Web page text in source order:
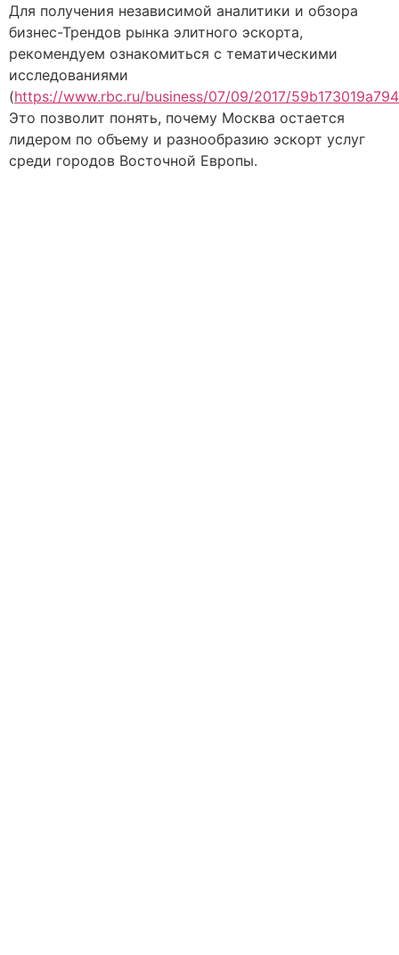
Для получения независимой аналитики и обзора
бизнес-Трендов рынка элитного эскорта,
рекомендуем ознакомиться с тематическими
исследованиями
(https://www.rbc.ru/business/07/09/2017/
Это позволит понять, почему Москва остается
лидером по объему и разнообразию эскорт услуг
среди городов Восточной Европы.